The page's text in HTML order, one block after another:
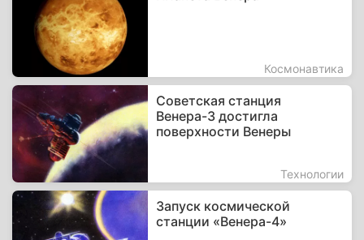
Космонавтика
Советская станция
Венера-3 достигла
поверхности Венеры
Технологии
Запуск космической
станции «Венера-4»